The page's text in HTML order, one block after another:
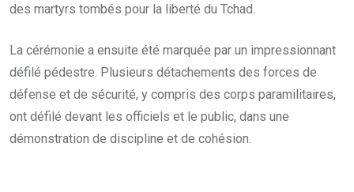
des martyrs tombés pour la liberté du Tchad.
La cérémonie a ensuite été marquée par un impressionnant
défilé pédestre. Plusieurs détachements des forces de
défense et de sécurité, y compris des corps paramilitaires,
ont défilé devant les officiels et le public, dans une
démonstration de discipline et de cohésion.